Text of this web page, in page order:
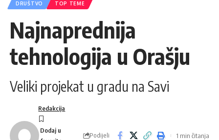
DRUŠTVO TOP TEME
Najnaprednija
tehnologija u Orašju
Veliki projekat u gradu na Savi
Redakcija
Podijeli 1 min čitanja